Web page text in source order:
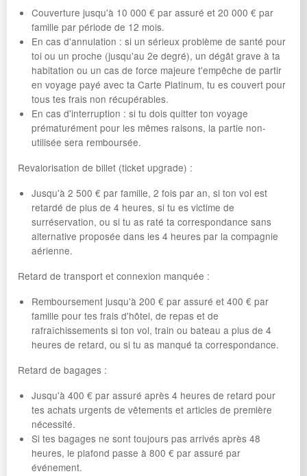
Couverture jusqu'à 10 000 € par assuré et 20 000 € par
famille par période de 12 mois.
En cas d'annulation : si un sérieux problème de santé pour
toi ou un proche (jusqu'au 2e degré), un dégât grave à ta
habitation ou un cas de force majeure t'empêche de partir
en voyage payé avec ta Carte Platinum, tu es couvert pour
tous tes frais non récupérables.
En cas d'interruption : si tu dois quitter ton voyage
prématurément pour les mêmes raisons, la partie non-
utilisée sera remboursée.
Revalorisation de billet (ticket upgrade) :
Jusqu'à 2 500 € par famille, 2 fois par an, si ton vol est
retardé de plus de 4 heures, si tu es victime de
surréservation, ou si tu as raté ta correspondance sans
alternative proposée dans les 4 heures par la compagnie
aérienne.
Retard de transport et connexion manquée :
Remboursement jusqu'à 200 € par assuré et 400 € par
famille pour tes frais d'hôtel, de repas et de
rafraîchissements si ton vol, train ou bateau a plus de 4
heures de retard, ou si tu as manqué ta correspondance.
Retard de bagages :
Jusqu'à 400 € par assuré après 4 heures de retard pour
tes achats urgents de vêtements et articles de première
nécessité.
Si tes bagages ne sont toujours pas arrivés après 48
heures, le plafond passe à 800 € par assuré par
événement.